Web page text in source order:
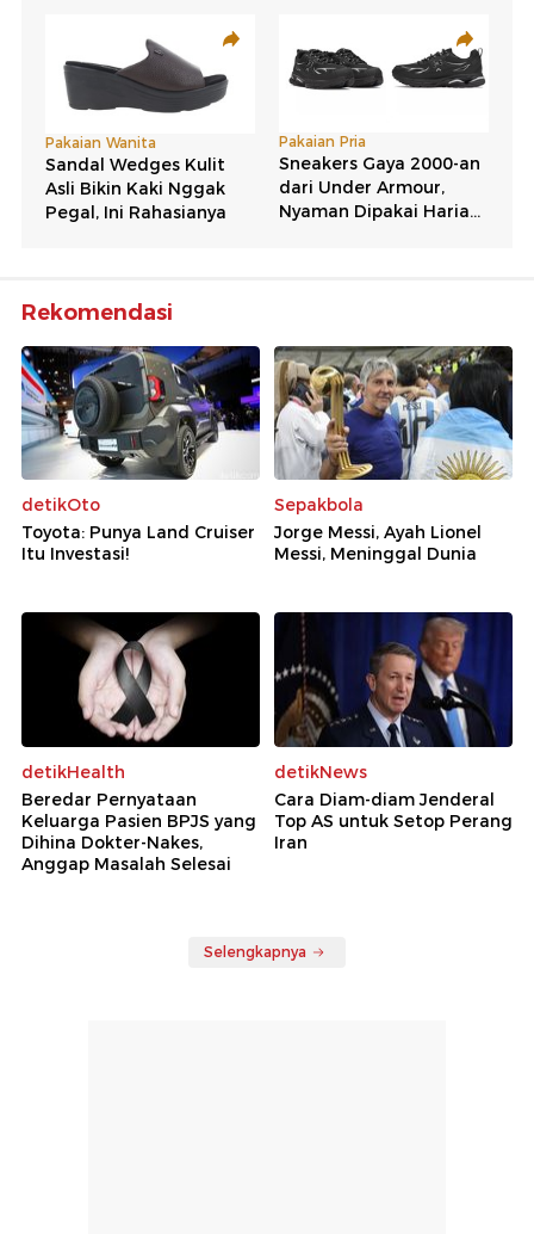
Rekomendasi
detikOto
Toyota: Punya Land Cruiser
Itu Investasi!
Sepakbola
Jorge Messi, Ayah Lionel
Messi, Meninggal Dunia
detikHealth
Beredar Pernyataan
Keluarga Pasien BPJS yang
Dihina Dokter-Nakes,
Anggap Masalah Selesai
detikNews
Cara Diam-diam Jenderal
Top AS untuk Setop Perang
Iran
Selengkapnya